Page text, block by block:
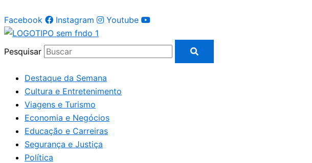
Facebook Instagram Youtube
Pesquisar
Destaque da Semana
Cultura e Entretenimento
Viagens e Turismo
Economia e Negócios
Educação e Carreiras
Segurança e Justiça
Política